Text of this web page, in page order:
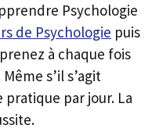
Psychologie
de Psychologie puis
à chaque fois
s’il s’agit
par jour. La